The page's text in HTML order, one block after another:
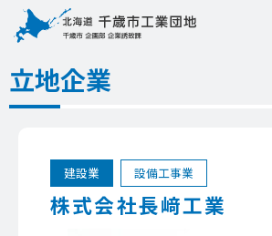
立地企業
建設業 設備工事業
株式会社長﨑工業